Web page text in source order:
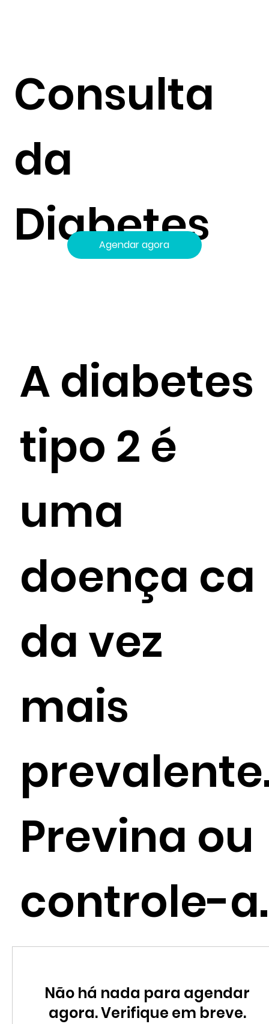
Consulta
da
Diabetes
Agendar agora
A diabetes
tipo 2 é
uma
doença ca
da vez
mais
Previna ou
controle-a.
Não há nada para agendar
agora. Verifique em breve.